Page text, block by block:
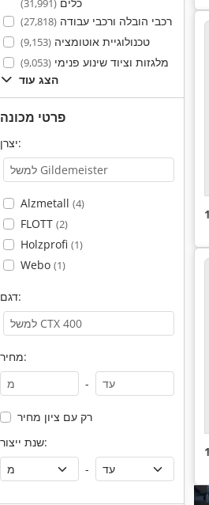
(31,991)
רכבי הובלה ורכבי עבודה(27,818)
טכנולוגיית אוטומציה(9,153)
מלגזות וציוד שינוע פנימי(9,053)
הצג עוד
פרטי מכונה
יצרן:
Alzmetall (4)
FLOTT (2)
Holzprofi (1)
Webo (1)
דגם:
מחיר:
-
רק עם ציון מחיר
שנת ייצור:
-